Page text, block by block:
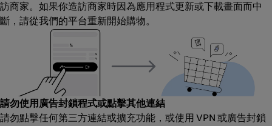
訪商家。如果你造訪商家時因為應用程式更新或下載畫面而中
斷，請從我們的平台重新開始購物。
請勿使用廣告封鎖程式或點擊其他連結
請勿點擊任何第三方連結或擴充功能，或使用 VPN 或廣告封鎖